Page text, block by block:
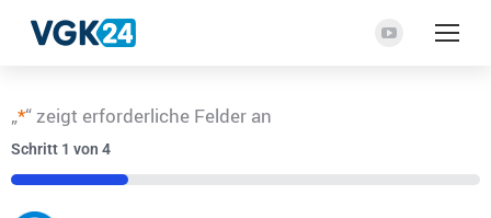
YouTube
neuen
„*“ zeigt erforderliche Felder an
Schritt 1 von 4
25%